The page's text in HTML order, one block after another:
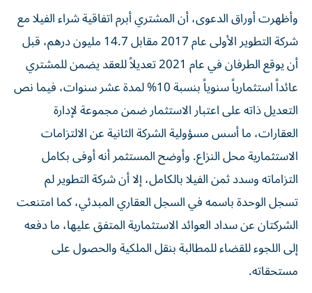
وأظهرت أوراق الدعوى، أن المشتري أبرم اتفاقية شراء الفيلا مع
شركة التطوير الأولى عام 2017 مقابل 14.7 مليون درهم، قبل
أن يوقع الطرفان في عام 2021 تعديلاً للعقد يضمن للمشتري
عائداً استثمارياً سنوياً بنسبة 10% لمدة عشر سنوات، فيما نص
التعديل ذاته على اعتبار الاستثمار ضمن مجموعة لإدارة
العقارات، ما أسس مسؤولية الشركة الثانية عن الالتزامات
الاستثمارية محل النزاع. وأوضح المستثمر أنه أوفى بكامل
التزاماته وسدد ثمن الفيلا بالكامل، إلا أن شركة التطوير لم
تسجل الوحدة باسمه في السجل العقاري المبدئي، كما امتنعت
الشركتان عن سداد العوائد الاستثمارية المتفق عليها، ما دفعه
إلى اللجوء للقضاء للمطالبة بنقل الملكية والحصول على
مستحقاته.